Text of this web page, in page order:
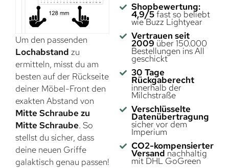
Um den passenden
Lochabstand zu
ermitteln, misst du am
besten auf der Rückseite
deiner Möbel-Front den
exakten Abstand von
Mitte Schraube zu
Mitte Schraube. So
stellst du sicher, dass
deine neuen Griffe
galaktisch genau passen!
Shopbewertung:
4,9/5fast so beliebt
wie Buzz Lightyear
Vertrauen seit
2009 über 150.000
Bestellungen ins All
geschickt
30 Tage
Rückgaberecht
innerhalb der
Milchstraße
Verschlüsselte
Datenübertragung
sicher vor dem
Imperium
CO2-kompensierter
Versand nachhaltig
mit DHL GoGreen